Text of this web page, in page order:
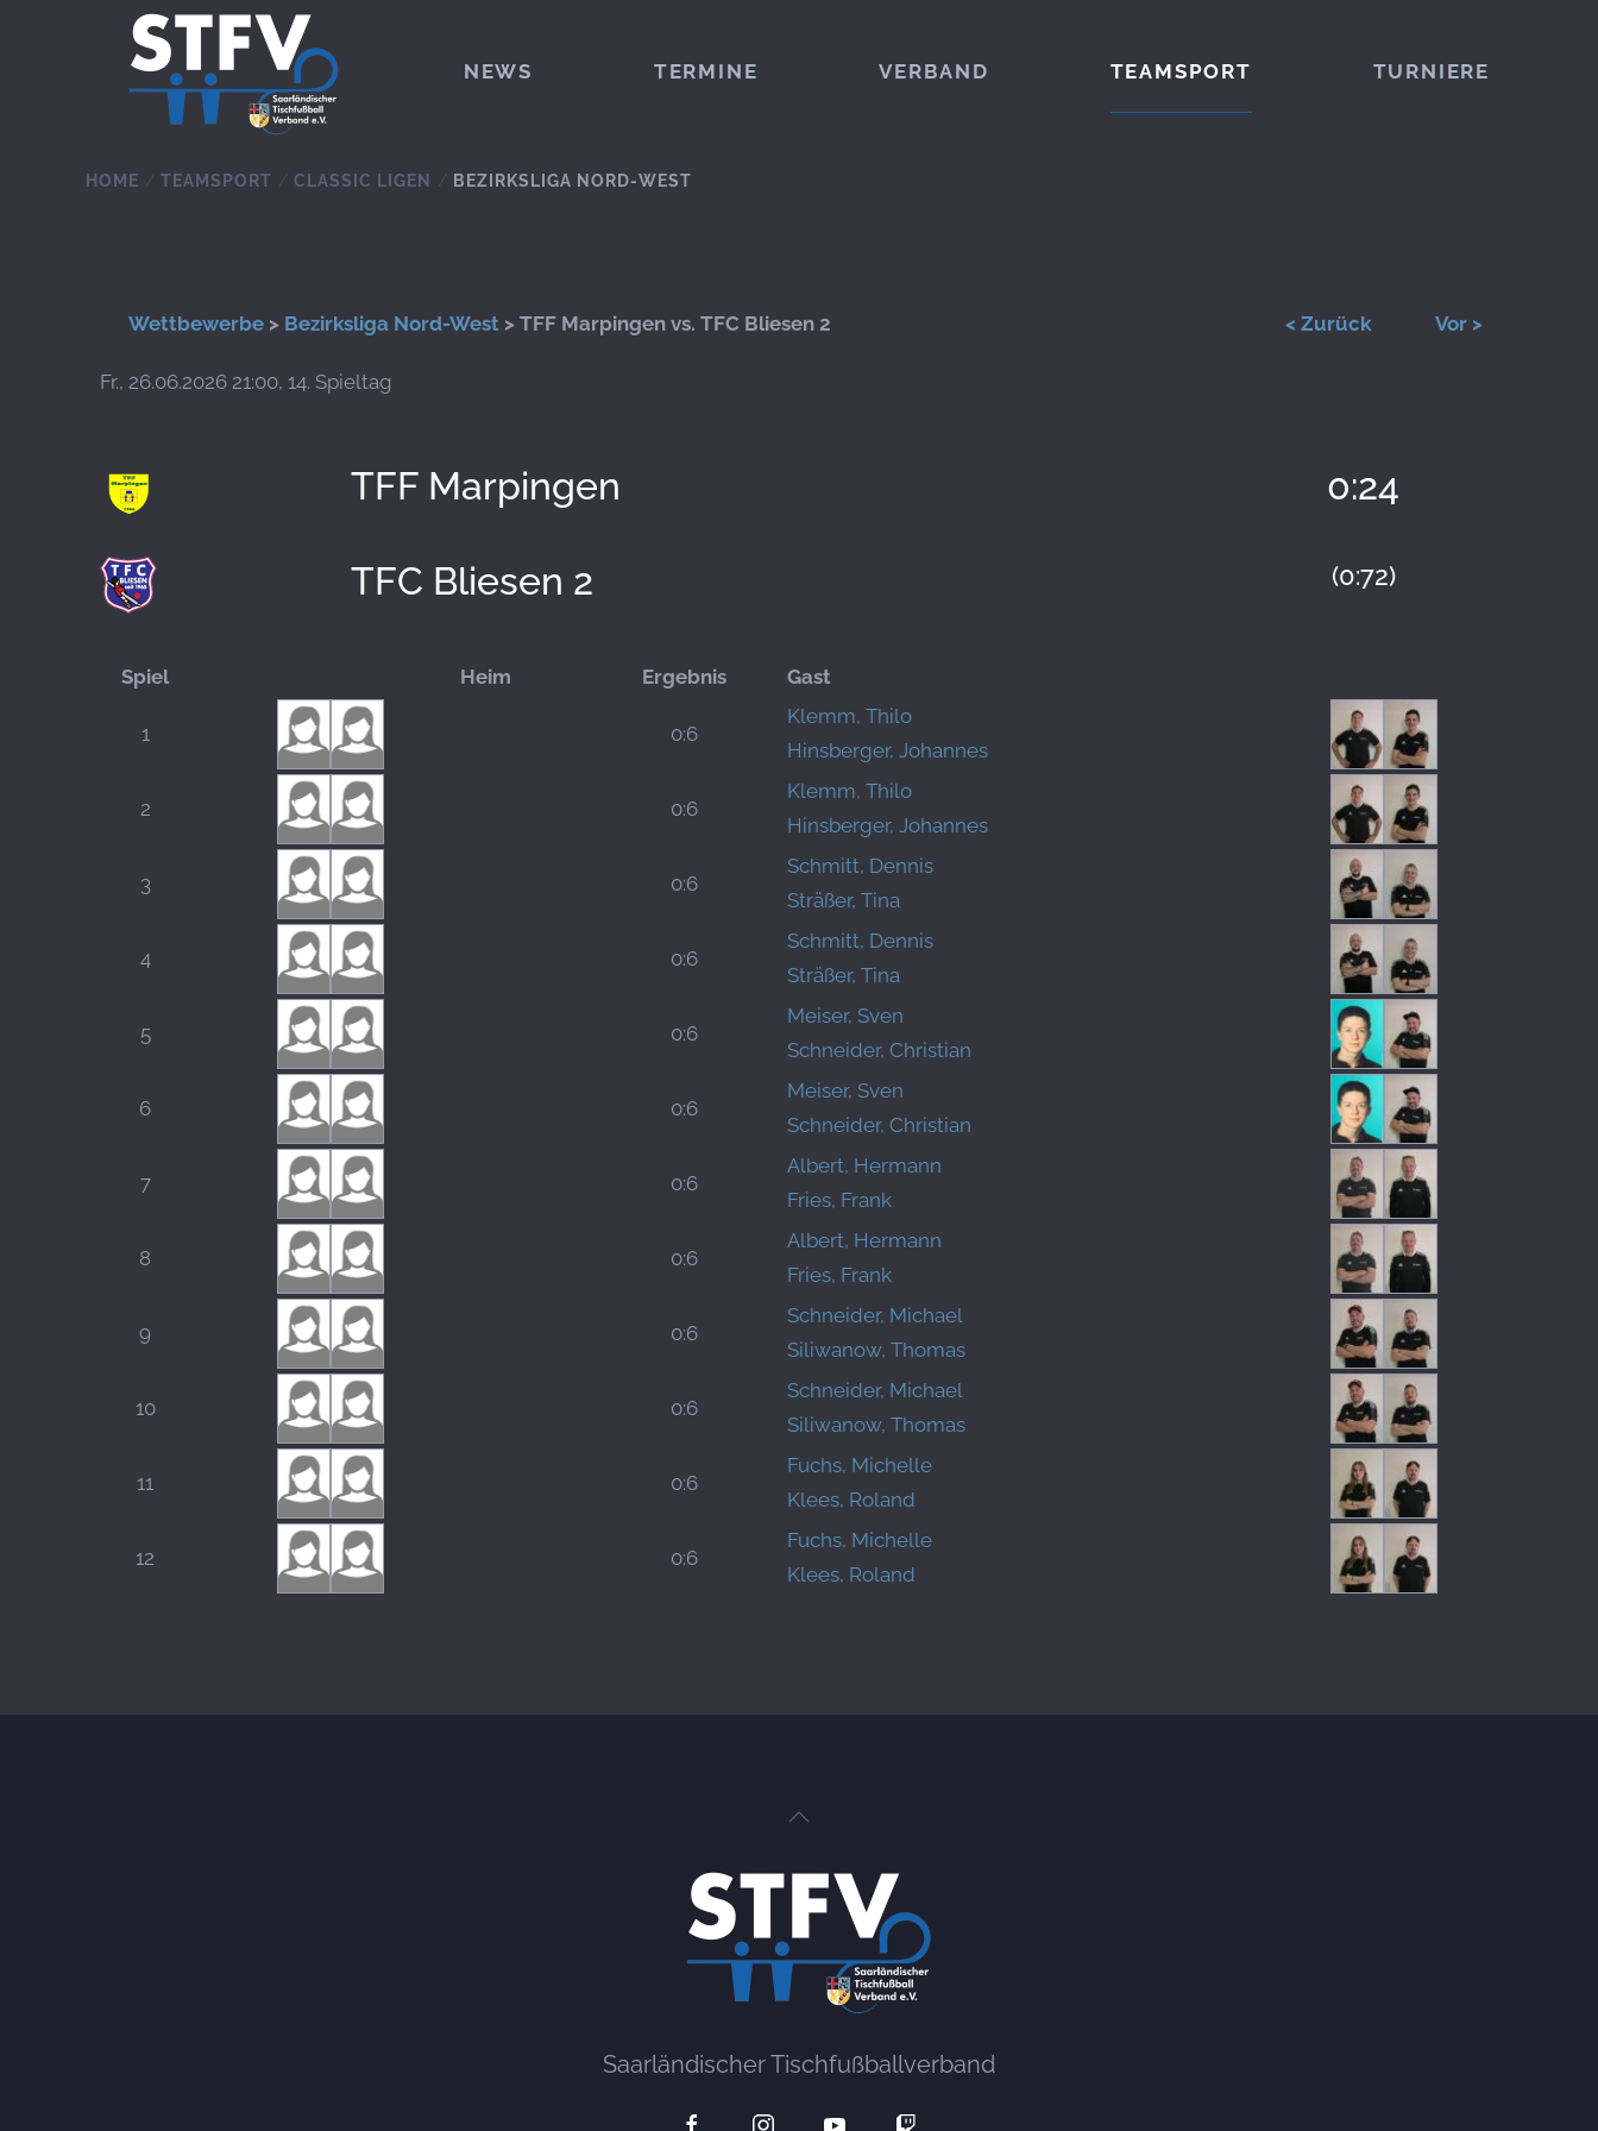
Zum Hauptinhalt springen
NEWS TERMINE VERBAND TEAMSPORT TURNIERE
HOME TEAMSPORT CLASSIC LIGEN BEZIRKSLIGA NORD-WEST
Wettbewerbe > Bezirksliga Nord-West > TFF Marpingen vs. TFC Bliesen 2 < Zurück Vor >
Fr., 26.06.2026 21:00, 14. Spieltag
TFF Marpingen 0:24
(0:72)
TFC Bliesen 2
Spiel Heim Ergebnis Gast
1 0:6
Klemm, Thilo
Hinsberger, Johannes
2 0:6
Klemm, Thilo
Hinsberger, Johannes
3 0:6
Schmitt, Dennis
Sträßer, Tina
4 0:6
Schmitt, Dennis
Sträßer, Tina
5 0:6
Meiser, Sven
Schneider, Christian
6 0:6
Meiser, Sven
Schneider, Christian
7 0:6
Albert, Hermann
Fries, Frank
8 0:6
Albert, Hermann
Fries, Frank
9 0:6
Schneider, Michael
Siliwanow, Thomas
10 0:6
Schneider, Michael
Siliwanow, Thomas
11 0:6
Fuchs, Michelle
Klees, Roland
12 0:6
Fuchs, Michelle
Klees, Roland
Saarländischer Tischfußballverband